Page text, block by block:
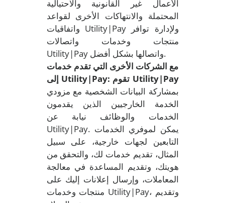
الأعمال غير القانونية والاحتيالية
المحتملة والانتهاكات الأخرى لقواعد
واتفاقيات Utility|Pay ولإدارة توافر
منتجات وخدمات واتصالات
Utility|Pay واتصالها بشكل أفضل.
مع الشركات الأخرى التي تقدم خدمات
إلى Utility|Pay: تقوم Utility|Pay
بمشاركة البيانات الشخصية مع مزودي
الخدمة الخارجيين الذين يقدمون
الخدمات والوظائف نيابة عن
Utility|Pay. يمكن لموفري الخدمات
التابعين لجهات خارجية، على سبيل
المثال، تقديم خدمات لك، والتحقق من
هويتك، وتقديم المساعدة في معالجة
المعاملات، وإرسال إعلانات إليك على
منتجات وخدمات Utility|Pay، وتقديم